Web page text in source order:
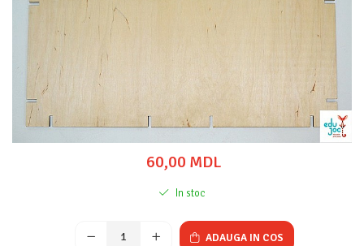
60,00 MDL
In stoc
ADAUGA IN COS